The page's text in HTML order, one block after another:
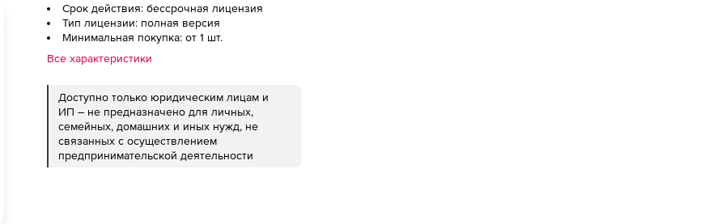
Срок действия: бессрочная лицензия
Тип лицензии: полная версия
Минимальная покупка: от 1 шт.
Все характеристики
Доступно только юридическим лицам и
ИП – не предназначено для личных,
семейных, домашних и иных нужд, не
связанных с осуществлением
предпринимательской деятельности